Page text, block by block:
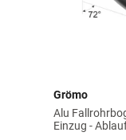
Grömo
Alu
Einzug -